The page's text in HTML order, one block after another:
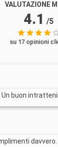
VALUTAZIONE
4.1 /5
su 17 opinioni
Un buon
davvero.